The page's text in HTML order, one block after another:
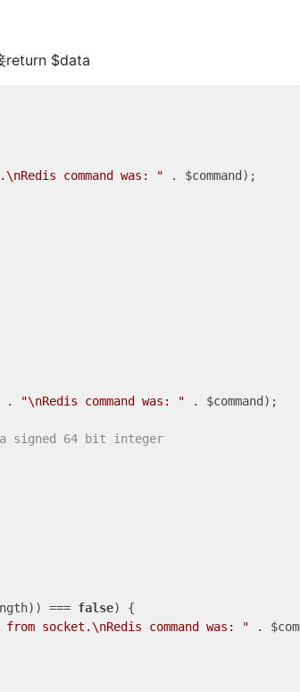
return $data
command was: " . $command);
. "\nRedis command was: " . $command);
64 bit integer
=== false) {
socket.\nRedis command was: " .